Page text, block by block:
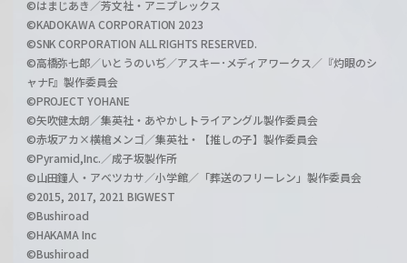
©はまじあき／芳文社・アニプレックス
©KADOKAWA CORPORATION 2023
©SNK CORPORATION ALL RIGHTS RESERVED.
©高橋弥七郎／いとうのいぢ／アスキー･メディアワークス／『灼眼のシ
ャナF』製作委員会
©PROJECT YOHANE
©矢吹健太朗／集英社・あやかしトライアングル製作委員会
©赤坂アカ×横槍メンゴ／集英社・【推しの子】製作委員会
©Pyramid,Inc.／成子坂製作所
©山田鐘人・アベツカサ／小学館／「葬送のフリーレン」製作委員会
©2015, 2017, 2021 BIGWEST
©Bushiroad
©HAKAMA Inc
©Bushiroad